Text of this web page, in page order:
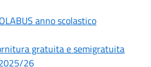
anno scolastico
gratuita e semigratuita
26